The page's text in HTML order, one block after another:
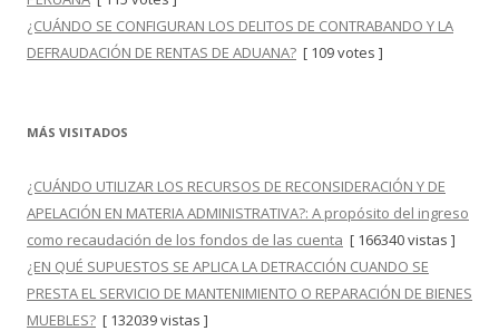
¿CUÁNDO SE CONFIGURAN LOS DELITOS DE CONTRABANDO Y LA
DEFRAUDACIÓN DE RENTAS DE ADUANA? [ 109 votes ]
MÁS VISITADOS
¿CUÁNDO UTILIZAR LOS RECURSOS DE RECONSIDERACIÓN Y DE
APELACIÓN EN MATERIA ADMINISTRATIVA?: A propósito del ingreso
como recaudación de los fondos de las cuenta [ 166340 vistas ]
¿EN QUÉ SUPUESTOS SE APLICA LA DETRACCIÓN CUANDO SE
PRESTA EL SERVICIO DE MANTENIMIENTO O REPARACIÓN DE BIENES
MUEBLES? [ 132039 vistas ]